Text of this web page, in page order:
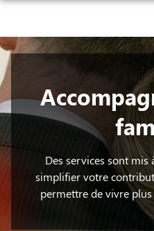
ORGANISER DES OBSÈQUES
PRÉVOIR SES OBSÈQUES
MONUMENTS FUNÉRAIRES
SERVICES AUX FAMILLES
NOS AGENCES
BOURGOIN-JALLIEU
MORESTEL
LA VERPILLIÈRE
CRÉMIEU
CHAMBRES FUNERAIRES
BOURGOIN-JALLIEU
MORESTEL
LA VERPILLIÈRE
SALLES DE CÉRÉMONIE ET DE
ESPACES HOMMAGES
Des services sont
simplifier votre
permettre de vivre